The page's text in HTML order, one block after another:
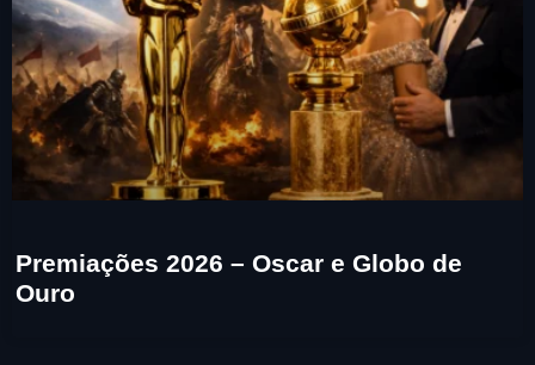
Premiações 2026 – Oscar e Globo de
Ouro